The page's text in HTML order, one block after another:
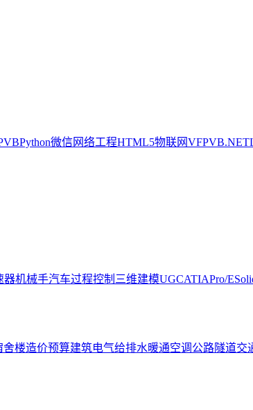
VBPython微信网络工程HTML5物联网VFPVB.NET
器机械手汽车过程控制 三维建模UGCATIAPro/E
舍楼造价预算建筑电气给排水暖通空调 公路隧道交